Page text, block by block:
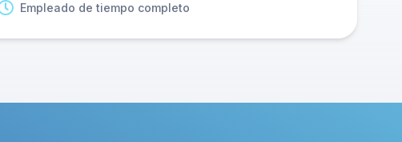
Empleado de tiempo completo